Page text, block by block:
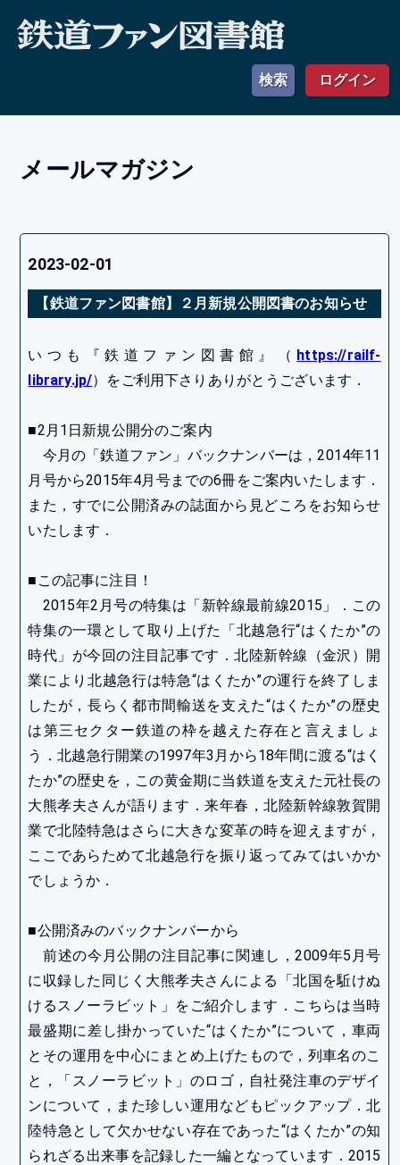
ログイン
検索
メールマガジン
2023-02-01
【鉄道ファン図書館】２月新規公開図書のお知らせ
いつも『鉄道ファン図書館』（ https://railf-
library.jp/）をご利用下さりありがとうございます．
■2月1日新規公開分のご案内
今月の「鉄道ファン」バックナンバーは，2014年11
月号から2015年4月号までの6冊をご案内いたします．
また，すでに公開済みの誌面から見どころをお知らせ
いたします．
■この記事に注目！
2015年2月号の特集は「新幹線最前線2015」．この
特集の一環として取り上げた「北越急行“はくたか”の
時代」が今回の注目記事です．北陸新幹線（金沢）開
業により北越急行は特急“はくたか”の運行を終了しま
したが，長らく都市間輸送を支えた“はくたか”の歴史
は第三セクター鉄道の枠を越えた存在と言えましょ
う．北越急行開業の1997年3月から18年間に渡る“はく
たか”の歴史を，この黄金期に当鉄道を支えた元社長の
大熊孝夫さんが語ります．来年春，北陸新幹線敦賀開
業で北陸特急はさらに大きな変革の時を迎えますが，
ここであらためて北越急行を振り返ってみてはいかか
でしょうか．
■公開済みのバックナンバーから
前述の今月公開の注目記事に関連し，2009年5月号
に収録した同じく大熊孝夫さんによる「北国を駈けぬ
けるスノーラビット」をご紹介します．こちらは当時
最盛期に差し掛かっていた“はくたか”について，車両
とその運用を中心にまとめ上げたもので，列車名のこ
と，「スノーラビット」のロゴ，自社発注車のデザイ
ンについて，また珍しい運用などもピックアップ．北
陸特急として欠かせない存在であった“はくたか”の知
られざる出来事を記録した一編となっています．2015